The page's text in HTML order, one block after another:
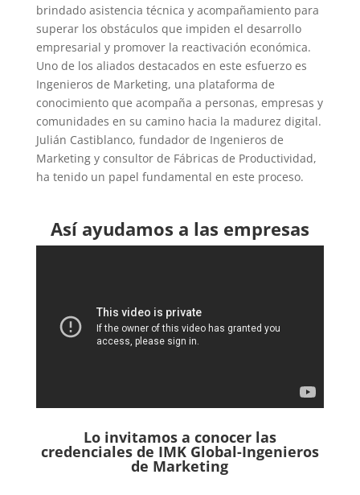
brindado asistencia técnica y acompañamiento para
superar los obstáculos que impiden el desarrollo
empresarial y promover la reactivación económica.
Uno de los aliados destacados en este esfuerzo es
Ingenieros de Marketing, una plataforma de
conocimiento que acompaña a personas, empresas y
comunidades en su camino hacia la madurez digital.
Julián Castiblanco, fundador de Ingenieros de
Marketing y consultor de Fábricas de Productividad,
ha tenido un papel fundamental en este proceso.
Así ayudamos a las empresas
Lo invitamos a conocer las
credenciales de IMK Global-Ingenieros
de Marketing